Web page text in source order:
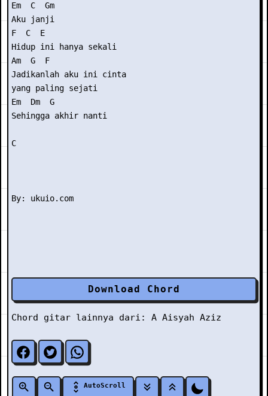
Em  C  Gm
Aku janji
F  C  E
Hidup ini hanya sekali
Am  G  F
Jadikanlah aku ini cinta
yang paling sejati
Em  Dm  G
Sehingga akhir nanti
C
Download Chord
Chord gitar lainnya dari: A Aisyah Aziz
AutoScroll